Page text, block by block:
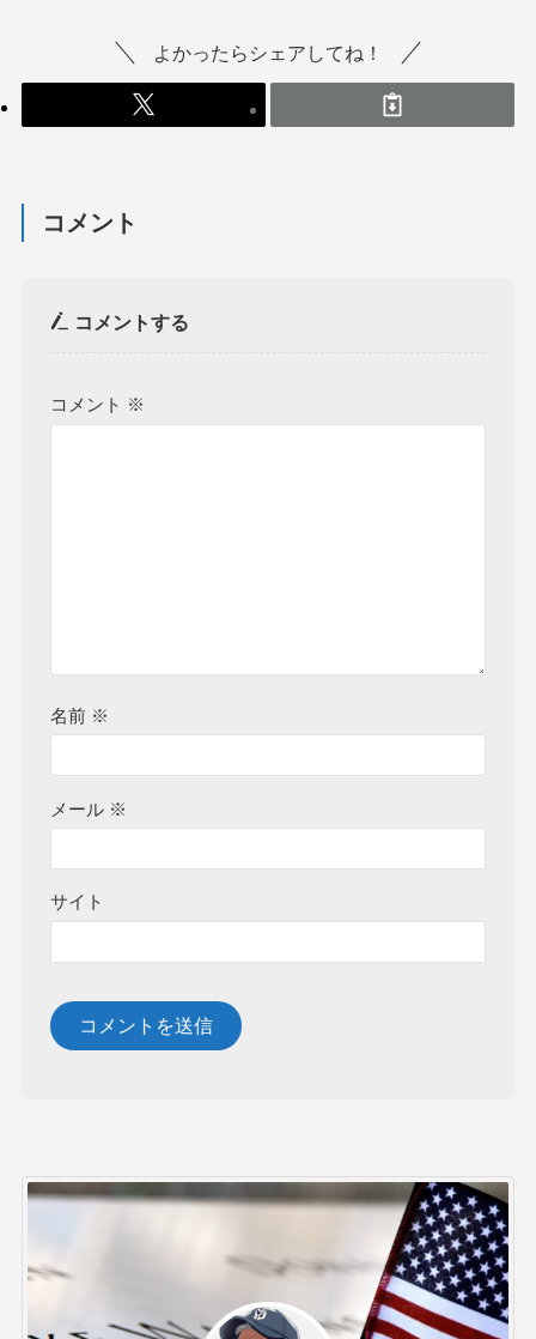
よかったらシェアしてね！
コメント
コメントする
コメント ※
名前 ※
メール ※
サイト